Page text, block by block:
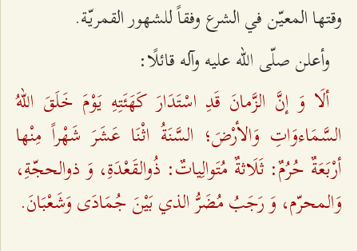
وقتها المعيّن في الشرع وفقاً للشهور القمريّة.
وأعلن صلّى الله عليه وآله قائلًا:
ألَا وَ إنَّ الزَّمانَ قَدِ اسْتَدَارَ كَهَئَتِهِ يَوْمَ خَلَقَ اللهُ
السَّمَاءوَاتِ وَالأرْضَ؛ السَّنَةُ اثْنَا عَشَرَ شَهْراً مِنْها
أرْبَعَةٌ حُرُمٌ: ثَلَاثةٌ مُتَوالِياتٌ: ذُوالقَعْدَةِ، وَ ذوالحجّةِ،
وَالمحرّم، وَ رَجَبُ مُضَرُّ الذي بَيْنَ جُمَادَى وَشَعْبَانَ.